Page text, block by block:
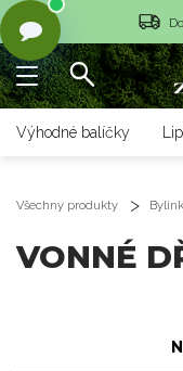
Výhodné balíčky
Všechny produkty
VONNÉ